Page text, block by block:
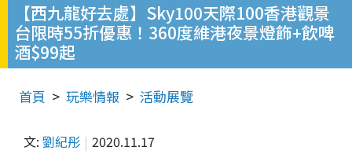
【西九龍好去處】Sky100天際100香港觀景
台限時55折優惠！360度維港夜景燈飾+飲啤
酒$99起
首頁 玩樂情報 活動展覽
文: 劉紀彤 2020.11.17